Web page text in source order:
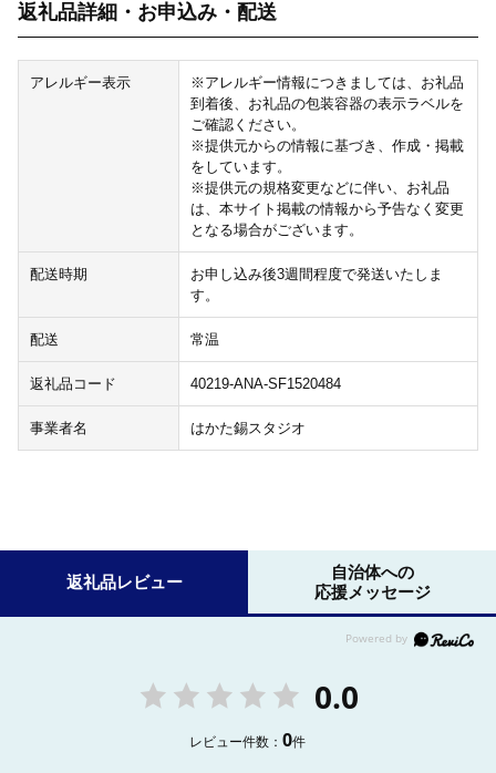
返礼品詳細・お申込み・配送
アレルギー表示
※アレルギー情報につきましては、お礼品
到着後、お礼品の包装容器の表示ラベルを
ご確認ください。
※提供元からの情報に基づき、作成・掲載
をしています。
※提供元の規格変更などに伴い、お礼品
は、本サイト掲載の情報から予告なく変更
となる場合がございます。
配送時期
お申し込み後3週間程度で発送いたしま
す。
配送 常温
返礼品コード 40219-ANA-SF1520484
事業者名 はかた錫スタジオ
返礼品レビュー
自治体への
応援メッセージ
0.0
レビュー件数：0件